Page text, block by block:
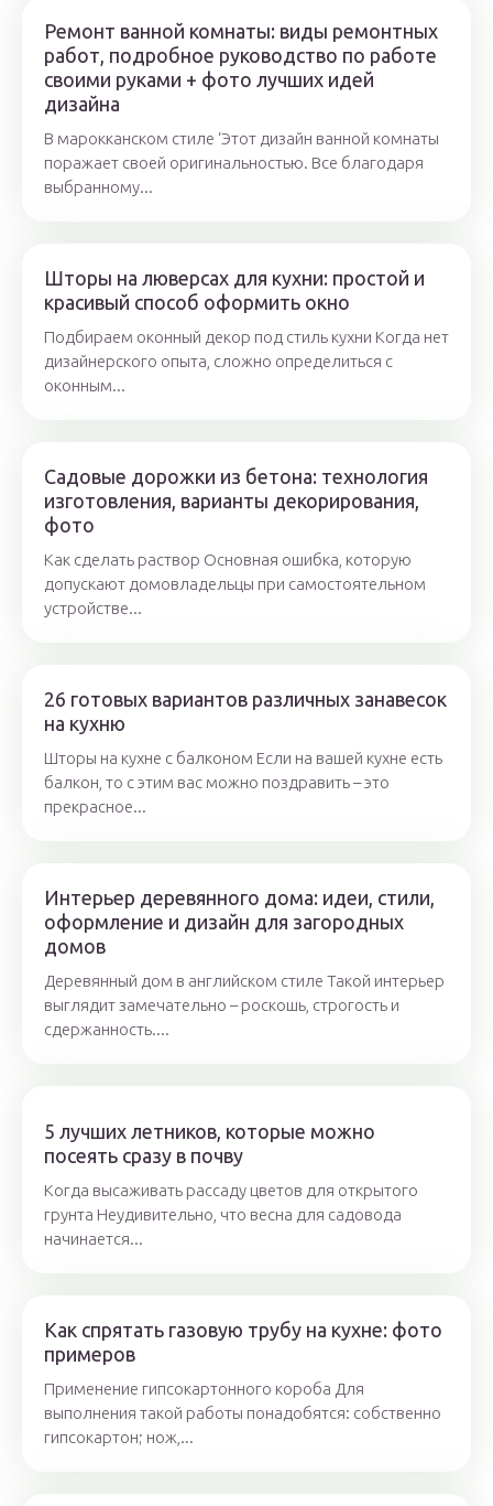
Ремонт ванной комнаты: виды ремонтных
работ, подробное руководство по работе
своими руками + фото лучших идей
дизайна
В марокканском стиле ‘Этот дизайн ванной комнаты
поражает своей оригинальностью. Все благодаря
выбранному...
Шторы на люверсах для кухни: простой и
красивый способ оформить окно
Подбираем оконный декор под стиль кухни Когда нет
дизайнерского опыта, сложно определиться с
оконным...
Садовые дорожки из бетона: технология
изготовления, варианты декорирования,
фото
Как сделать раствор Основная ошибка, которую
допускают домовладельцы при самостоятельном
устройстве...
26 готовых вариантов различных занавесок
на кухню
Шторы на кухне с балконом Если на вашей кухне есть
балкон, то с этим вас можно поздравить – это
прекрасное...
Интерьер деревянного дома: идеи, стили,
оформление и дизайн для загородных
домов
Деревянный дом в английском стиле Такой интерьер
выглядит замечательно – роскошь, строгость и
сдержанность....
5 лучших летников, которые можно
посеять сразу в почву
Когда высаживать рассаду цветов для открытого
грунта Неудивительно, что весна для садовода
начинается...
Как спрятать газовую трубу на кухне: фото
примеров
Применение гипсокартонного короба Для
выполнения такой работы понадобятся: собственно
гипсокартон; нож,...